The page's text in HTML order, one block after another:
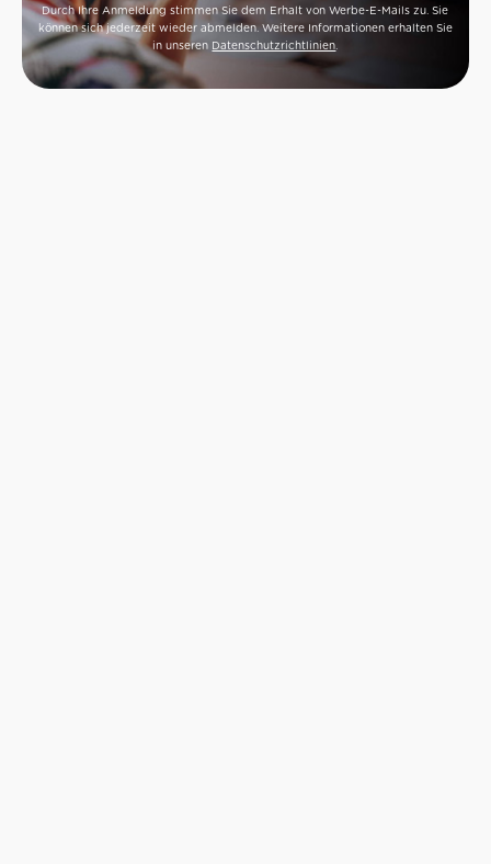
Durch Ihre Anmeldung stimmen Sie dem Erhalt von Werbe-E-Mails zu. Sie
können sich jederzeit wieder abmelden. Weitere Informationen erhalten Sie
in unseren Datenschutzrichtlinien